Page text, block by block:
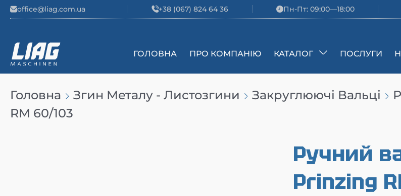
Skip to content
office@liag.com.ua +38 (067) 824 64 36 Пн-Пт: 09:00—18:00
Main Navigation
ГОЛОВНА ПРО КОМПАНІЮ КАТАЛОГ ПОСЛУГИ
Головна Згин Металу - Листозгини Закруглюючі Вальці
RM 60/103
Ручний
Prinzing